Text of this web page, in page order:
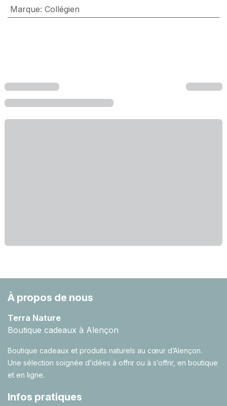
Marque: Collégien
À propos de nous
Terra Nature
Boutique cadeaux à Alençon
Boutique cadeaux et produits naturels au cœur d’Alençon.
Une sélection soignée d’idées à offrir ou à s’offrir, en boutique
et en ligne.
Infos pratiques